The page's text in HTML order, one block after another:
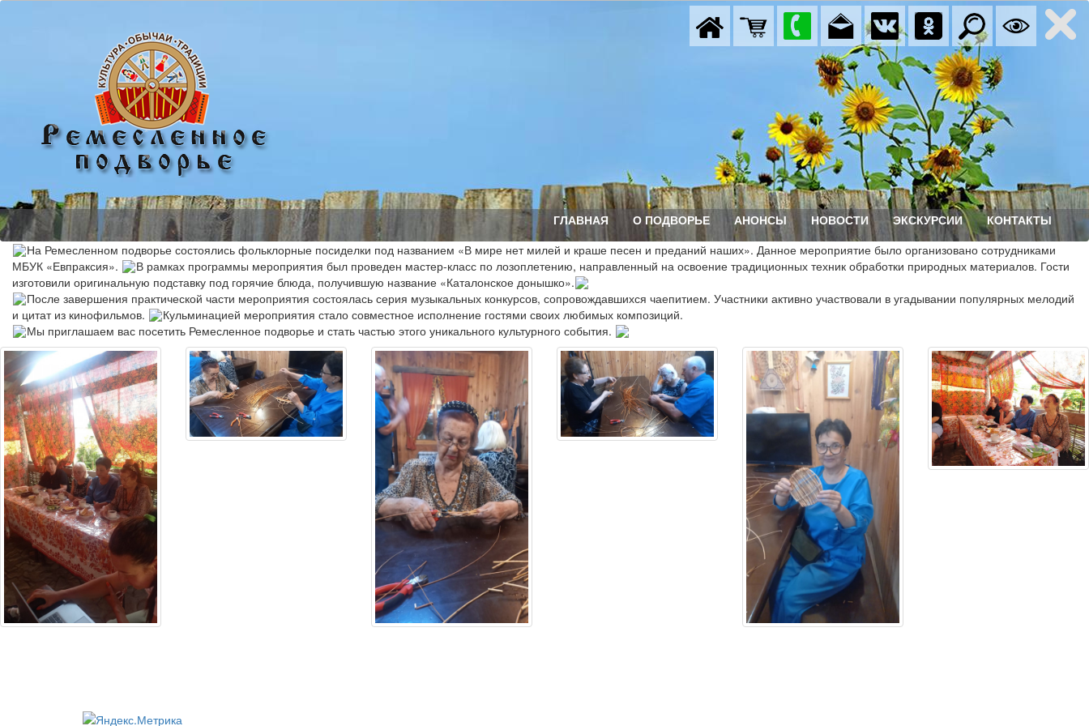
ГЛАВНАЯ О ПОДВОРЬЕ АНОНСЫ НОВОСТИ ЭКСКУРСИИ КОНТАКТЫ
На Ремесленном подворье состоялись фольклорные посиделки под названием «В мире нет милей и краше песен и преданий наших». Данное мероприятие было организовано сотрудниками
МБУК «Евпраксия».
В рамках программы мероприятия был проведен мастер-класс по лозоплетению, направленный на освоение традиционных техник обработки природных материалов. Гости
изготовили оригинальную подставку под горячие блюда, получившую название «Каталонское донышко».
После завершения практической части мероприятия состоялась серия музыкальных конкурсов, сопровождавшихся чаепитием. Участники активно участвовали в угадывании популярных мелодий
и цитат из кинофильмов.
Кульминацией мероприятия стало совместное исполнение гостями своих любимых композиций.
Мы приглашаем вас посетить Ремесленное подворье и стать частью этого уникального культурного события.